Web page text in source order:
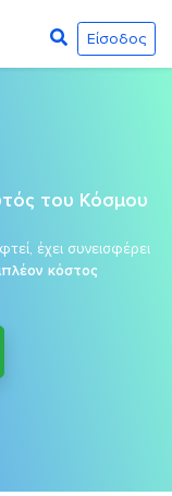
Είσοδος
του Κόσμου
έχει συνεισφέρει
κόστος